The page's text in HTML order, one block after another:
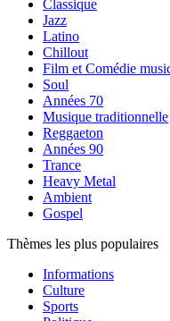
Classique
Jazz
Latino
Chillout
Film et Comédie
Soul
Années 70
Musique traditionnelle
Reggaeton
Années 90
Trance
Heavy Metal
Ambient
Gospel
Thèmes les plus populaires
Informations
Culture
Sports